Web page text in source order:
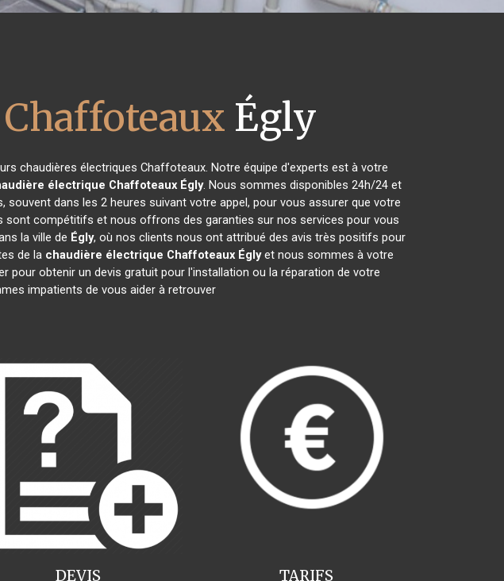
Égly
chaudières électriques Chaffoteaux. Notre équipe d'experts est à votre
électrique Chaffoteaux Égly. Nous sommes disponibles 24h/24 et
dans les 2 heures suivant votre appel, pour vous assurer que votre
sont compétitifs et nous offrons des garanties sur nos services pour vous
la ville de Égly, où nos clients nous ont attribué des avis très positifs pour
de la chaudière électrique Chaffoteaux Églyet nous sommes à votre
obtenir un devis gratuit pour l'installation ou la réparation de votre
impatients de vous aider à retrouver
TARIFS
DEVIS